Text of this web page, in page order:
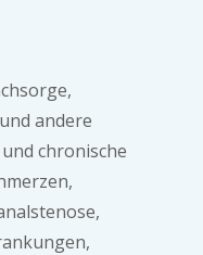
andere
chronische